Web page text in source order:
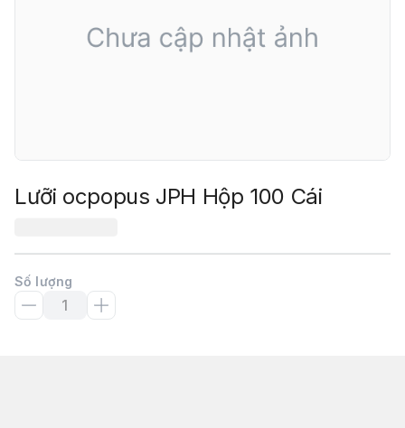
Lưỡi ocpopus JPH Hộp 100 Cái
Số lượng